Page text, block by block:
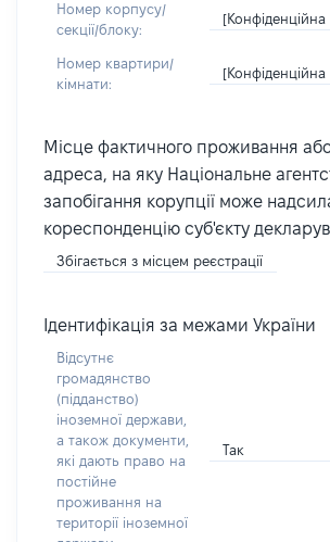
Номер корпусу/
секції/блоку:
[Конфіденційна
Номер квартири/
кімнати:
[Конфіденційна
Місце фактичного проживання
адреса, на яку Національне
запобігання корупції може
кореспонденцію суб'єкту
Збігається з місцем реєстрації
Ідентифікація за межами України
Відсутнє
громадянство
(підданство)
іноземної держави,
а також документи,
які дають право на
постійне
проживання на
території іноземної
Так